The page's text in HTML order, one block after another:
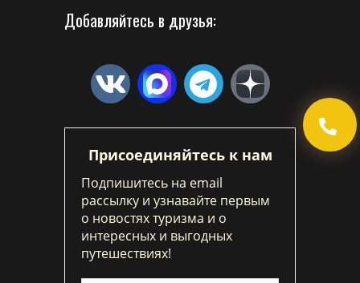
Добавляйтесь в друзья:
Присоединяйтесь к нам
Подпишитесь на email
рассылку и узнавайте первым
о новостях туризма и о
интересных и выгодных
путешествиях!